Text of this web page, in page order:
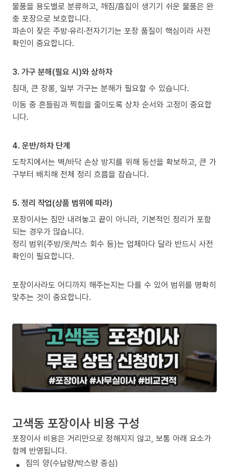
물품을 용도별로 분류하고, 깨짐/흠집이 생기기 쉬운 물품은 완
충 포장으로 보호합니다.
파손이 잦은 주방·유리·전자기기는 포장 품질이 핵심이라 사전
확인이 중요합니다.
3. 가구 분해(필요 시)와 상하차
침대, 큰 장롱, 일부 가구는 분해가 필요할 수 있습니다.
이동 중 흔들림과 찍힘을 줄이도록 상차 순서와 고정이 중요합
니다.
4. 운반/하차 단계
도착지에서는 벽/바닥 손상 방지를 위해 동선을 확보하고, 큰 가
구부터 배치해 전체 정리 흐름을 잡습니다.
5. 정리 작업(상품 범위에 따라)
포장이사는 짐만 내려놓고 끝이 아니라, 기본적인 정리가 포함
되는 경우가 많습니다.
정리 범위(주방/옷/박스 회수 등)는 업체마다 달라 반드시 사전
확인이 필요합니다.
포장이사라도 어디까지 해주는지는 다를 수 있어 범위를 명확히
맞추는 것이 중요합니다.
고색동 포장이사 비용 구성
포장이사 비용은 거리만으로 정해지지 않고, 보통 아래 요소가
함께 반영됩니다.
짐의 양(수납량/박스량 중심)